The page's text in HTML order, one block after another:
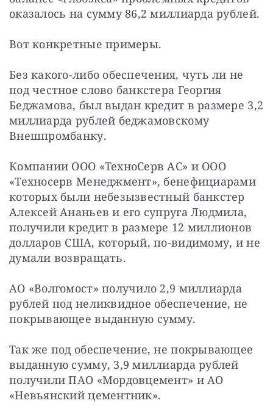
оказалось на сумму 86,2 миллиарда рублей.
Вот конкретные примеры.
Без какого-либо обеспечения, чуть ли не
под честное слово банкстера Георгия
Беджамова, был выдан кредит в размере 3,2
миллиарда рублей беджамовскому
Внешпромбанку.
Компании ООО «ТехноСерв АС» и ООО
«Техносерв Менеджмент», бенефициарами
которых были небезызвестный банкстер
Алексей Ананьев и его супруга Людмила,
получили кредит в размере 12 миллионов
долларов США, который, по-видимому, и не
думали возвращать.
АО «Волгомост» получило 2,9 миллиарда
рублей под неликвидное обеспечение, не
покрывающее выданную сумму.
Так же под обеспечение, не покрывающее
выданную сумму, 3,9 миллиарда рублей
получили ПАО «Мордовцемент» и АО
«Невьянский цементник».